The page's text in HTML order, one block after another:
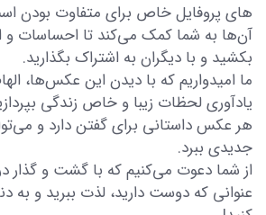
های پروفایل خاص برای متفاوت بودن
آن‌ها به شما کمک می‌کند تا احساسات و
بکشید و با دیگران به اشتراک بگذارید.
ما امیدواریم که با دیدن این عکس‌ها،
یادآوری لحظات زیبا و خاص زندگی
هر عکس داستانی برای گفتن دارد و
جدیدی ببرد.
از شما دعوت می‌کنیم که با گشت و گذار
عنوانی که دوست دارید، لذت ببرید و به